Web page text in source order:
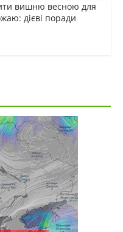
вишню весною для
дієві поради